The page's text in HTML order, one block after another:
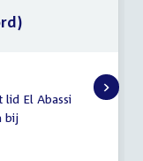
El Abassi
bij